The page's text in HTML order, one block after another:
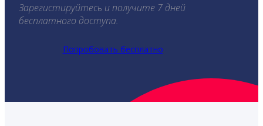
Зарегистируйтесь и получите 7 дней
бесплатного доступа.
Попробовать бесплатно